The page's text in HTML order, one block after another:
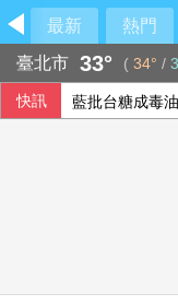
最新 熱門
臺北市 33° ( 34° /
快訊 藍批台糖成毒